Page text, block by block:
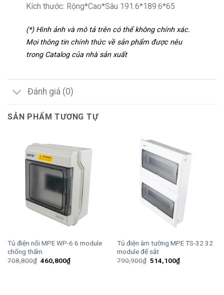
Kích thước: Rộng*Cao*Sâu 191.6*189.6*65
(*) Hình ảnh và mô tả trên có thể không chính xác.
Mọi thông tin chính thức về sản phẩm được nêu
trong Catalog của nhà sản xuất
Đánh giá (0)
SẢN PHẨM TƯƠNG TỰ
Tủ điện nổi MPE WP-6 6 module
chống thấm
708,800₫ Giá
460,800₫Giá
hiện
Tủ điện âm tường MPE TS-32 32
module đế sắt
790,900₫ Giá
514,100₫Giá
hiện